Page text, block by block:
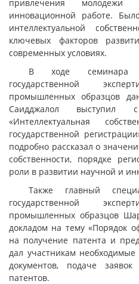
привлечения молодежи
инновационной работе.
интеллектуальной
ключевых факторов
современных условиях.
В ходе семинара
государственной
промышленных образцов
Саидджалол
«Интеллектуальная
государственной
подробно рассказал о
собственности, порядке
роли в развитии научной и
Также главный
государственной
промышленных образцов
докладом на тему «Порядок
на получение патента и
дал участникам
документов, подаче
патентов.